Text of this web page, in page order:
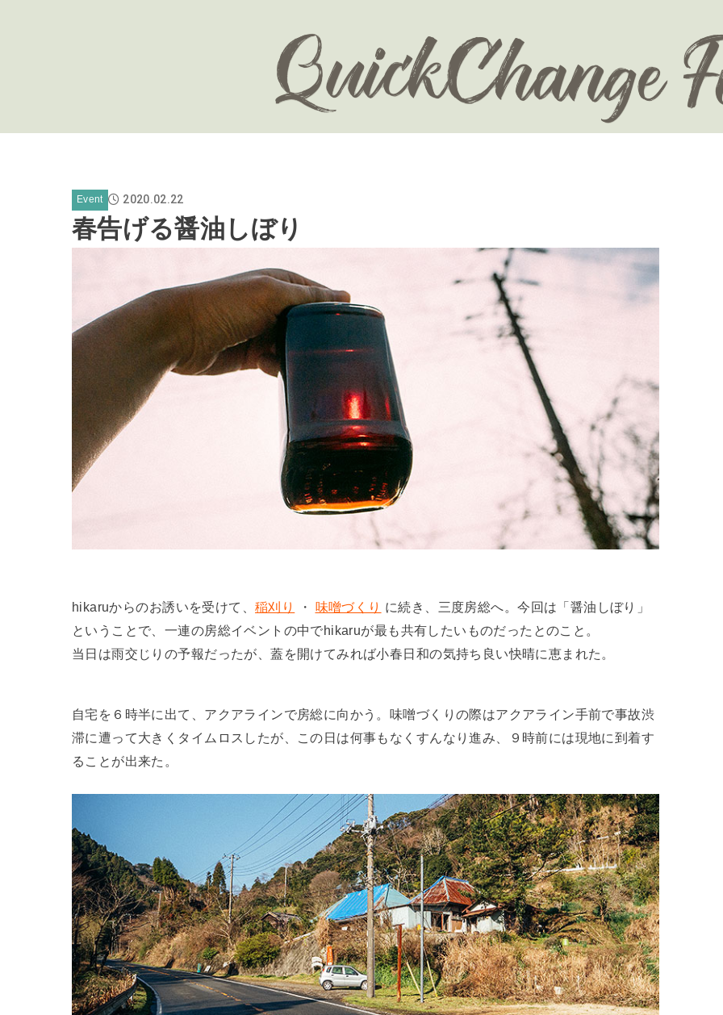
Event 2020.02.22
春告げる醤油しぼり
hikaruからのお誘いを受けて、稲刈り ・ 味噌づくり に続き、三度房総へ。今回は「醤油しぼり」
ということで、一連の房総イベントの中でhikaruが最も共有したいものだったとのこと。
当日は雨交じりの予報だったが、蓋を開けてみれば小春日和の気持ち良い快晴に恵まれた。
自宅を６時半に出て、アクアラインで房総に向かう。味噌づくりの際はアクアライン手前で事故渋
滞に遭って大きくタイムロスしたが、この日は何事もなくすんなり進み、９時前には現地に到着す
ることが出来た。